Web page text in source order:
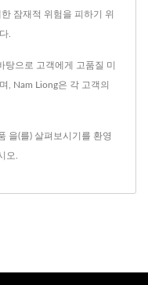
잠재적 위험을 피하기 위
.
으로 고객에게 고품질 미
, Nam Liong은 각 고객의
을(를) 살펴보시기를 환영
오.